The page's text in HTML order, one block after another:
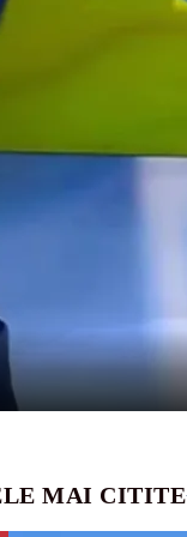
MAI CITITE